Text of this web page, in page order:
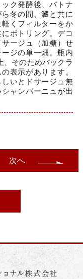
ク発酵後、バトナ
冬の間、澱と共に
くフィルターをか
ボトリング。デコ
ージュ（加糖）せ
ジの単一畑。瓶内
、そのためバックラ
表示があります。
いとドサージュ無
ャンパーニュが出
次へ